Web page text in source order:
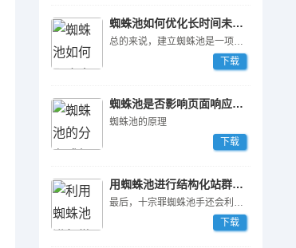
蜘蛛池如何优化长时间未收录页面？
总的来说，建立蜘蛛池是一项需要考虑多方面因素的工作。选择合适的蜘蛛池程序、搭建蜘蛛池服务器以及存储和分析数据都是非常重要的步骤。只有在全面考虑了这些因素之后，才能建立一个稳定、高效的蜘蛛池，为网站的SEO优化提供有力的支持。
下载
蜘蛛池是否影响页面响应速度？
蜘蛛池的原理
下载
用蜘蛛池进行结构化站群推广
最后，十宗罪蜘蛛池手还会利用蜘蛛池程序来进行虚假点击和恶意注入等活动。他们可以设置一些自动点击和恶意代码，从而在搜索引擎的排名中获得不正当的优势，严重扰乱了市场秩序和公平竞争。
下载